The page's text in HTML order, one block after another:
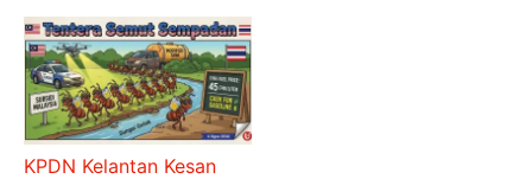
KPDN Kelantan Kesan